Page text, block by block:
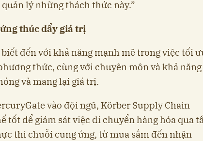
lý những thách thức này.”
thúc đẩy giá trị
đến với khả năng mạnh mẽ trong việc tối
thức, cùng với chuyên môn và khả năng
và mang lại giá trị.
vào đội ngũ, Körber Supply Chain
tốt để giám sát việc di chuyển hàng hóa qua
thi chuỗi cung ứng, từ mua sắm đến nhận